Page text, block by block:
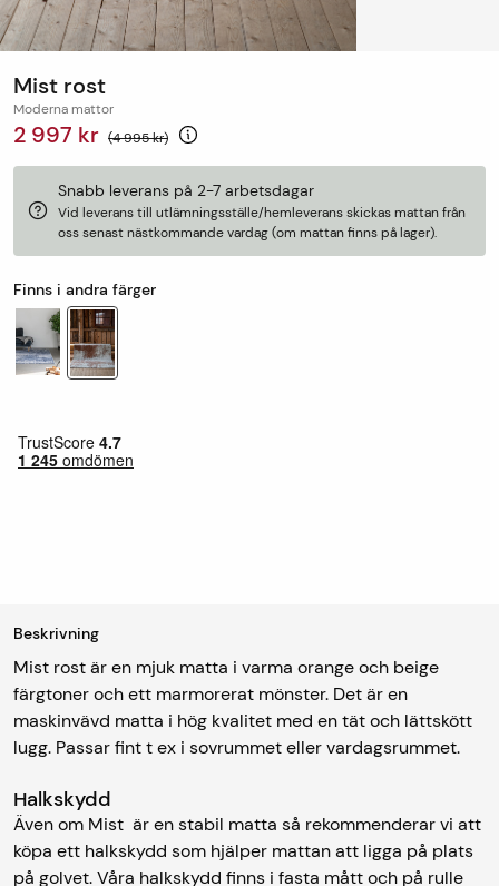
Mist rost
Moderna mattor
2 997 kr (4 995 kr)
Snabb leverans på 2-7 arbetsdagar
Vid leverans till utlämningsställe/hemleverans skickas mattan från
oss senast nästkommande vardag (om mattan finns på lager).
Finns i andra färger
Beskrivning
Mist rost är en mjuk matta i varma orange och beige
färgtoner och ett marmorerat mönster. Det är en
maskinvävd matta i hög kvalitet med en tät och lättskött
lugg. Passar fint t ex i sovrummet eller vardagsrummet.
Halkskydd
Även om Mist är en stabil matta så rekommenderar vi att
köpa ett halkskydd som hjälper mattan att ligga på plats
på golvet. Våra halkskydd finns i fasta mått och på rulle